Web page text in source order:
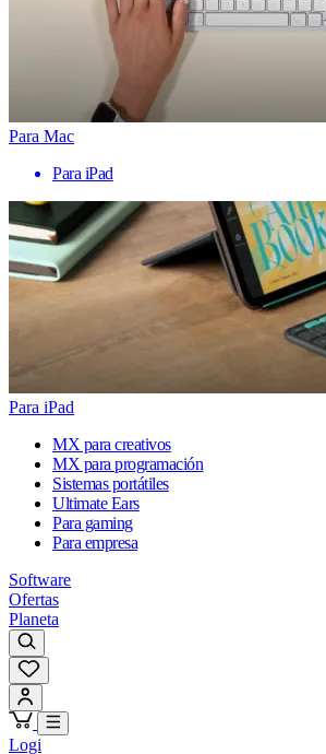
Para Mac
Para iPad
Para iPad
MX para creativos
MX para programación
Sistemas portátiles
Ultimate Ears
Para gaming
Para empresa
Software
Ofertas
Planeta
Logi